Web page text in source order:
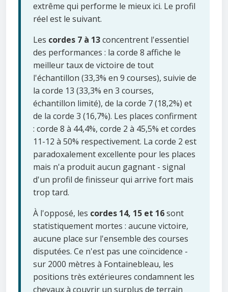
extrême qui performe le mieux ici. Le profil
réel est le suivant.
Les cordes 7 à 13concentrent l'essentiel
des performances : la corde 8 affiche le
meilleur taux de victoire de tout
l'échantillon (33,3% en 9 courses), suivie de
la corde 13 (33,3% en 3 courses,
échantillon limité), de la corde 7 (18,2%) et
de la corde 3 (16,7%). Les places confirment
: corde 8 à 44,4%, corde 2 à 45,5% et cordes
11-12 à 50% respectivement. La corde 2 est
paradoxalement excellente pour les places
mais n'a produit aucun gagnant - signal
d'un profil de finisseur qui arrive fort mais
trop tard.
À l'opposé, les cordes 14, 15 et 16sont
statistiquement mortes : aucune victoire,
aucune place sur l'ensemble des courses
disputées. Ce n'est pas une coïncidence -
sur 2000 mètres à Fontainebleau, les
positions très extérieures condamnent les
chevaux à couvrir un surplus de terrain